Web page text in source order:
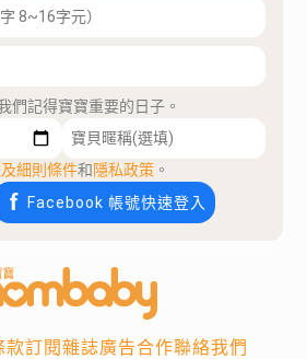
們記得寶寶重要的日子。
細則條件和隱私政策 。
Facebook 帳號快速登入
款訂閱雜誌廣告合作聯絡我們